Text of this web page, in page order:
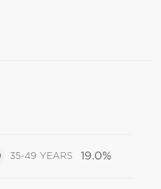
35-49 YEARS 19.0%